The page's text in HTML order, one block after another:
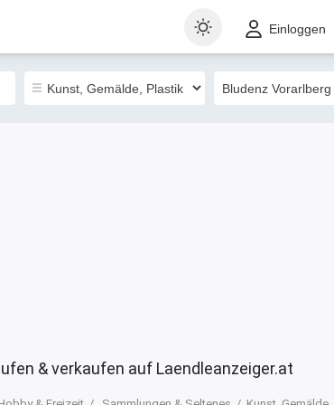
Einloggen
& verkaufen auf Laendleanzeiger.at